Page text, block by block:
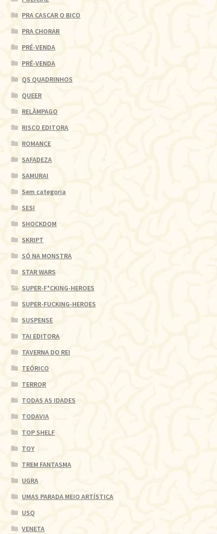
PRA CASCAR O BICO
PRA CHORAR
PRÉ-VENDA
PRÉ-VENDA
QS QUADRINHOS
QUEER
RELÂMPAGO
RISCO EDITORA
ROMANCE
SAFADEZA
SAMURAI
Sem categoria
SESI
SHOCKDOM
SKRIPT
SÓ NA MONSTRA
STAR WARS
SUPER-F*CKING-HEROES
SUPER-FUCKING-HEROES
SUSPENSE
TAI EDITORA
TAVERNA DO REI
TEÓRICO
TERROR
TODAS AS IDADES
TODAVIA
TOP SHELF
TOY
TREM FANTASMA
UGRA
UMAS PARADA MEIO ARTÍSTICA
USQ
VENETA